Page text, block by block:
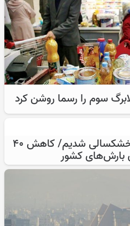
سوم را رسما روشن کرد
وارد پنجمین سال خشکسالی شدیم/ کاهش ۴۰
بارش‌های کشور